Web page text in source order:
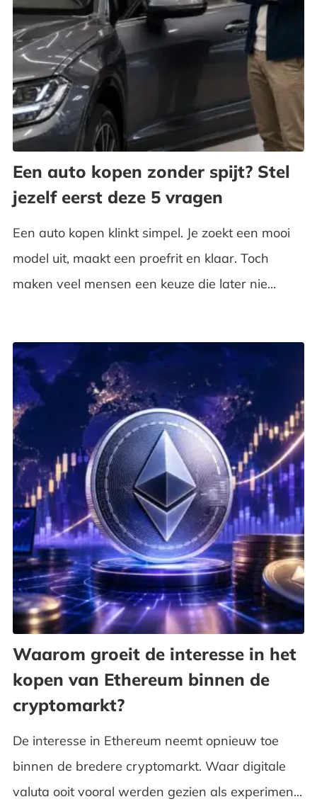
Een auto kopen zonder spijt? Stel
jezelf eerst deze 5 vragen
Een auto kopen klinkt simpel. Je zoekt een mooi
model uit, maakt een proefrit en klaar. Toch
maken veel mensen een keuze die later nie...
Waarom groeit de interesse in het
kopen van Ethereum binnen de
cryptomarkt?
De interesse in Ethereum neemt opnieuw toe
binnen de bredere cryptomarkt. Waar digitale
valuta ooit vooral werden gezien als experimen...